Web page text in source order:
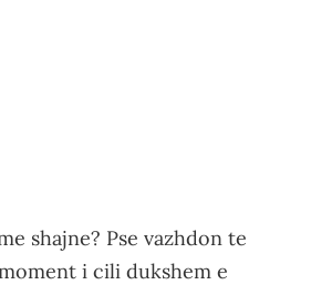
shajne? Pse vazhdon te
i cili dukshem e